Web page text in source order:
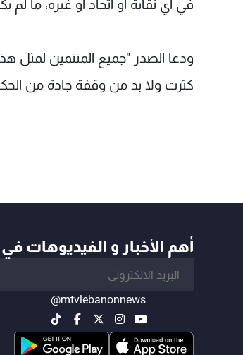
في أي نقابة أو اتحاد أو غيره، ما
ودعا الصدر "جميع المنتمين لمثل
كثرت ولا بد من وقفة جادة من
أهم الأخبار و الفيديوهات
@mtvlebanonnews